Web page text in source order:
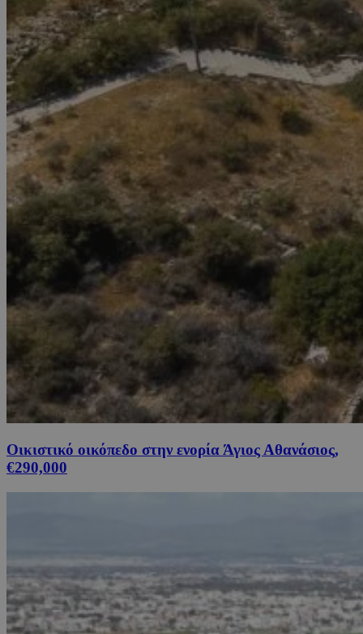
Οικιστικό οικόπεδο στην ενορία Άγιος Αθανάσιος,
€290,000